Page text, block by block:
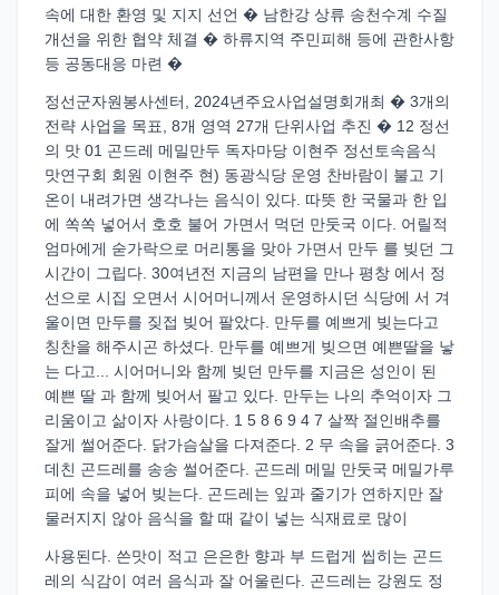
속에 대한 환영 및 지지 선언 � 남한강 상류 송천수계 수질
개선을 위한 협약 체결 � 하류지역 주민피해 등에 관한사항
등 공동대응 마련 �
정선군자원봉사센터, 2024년주요사업설명회개최 � 3개의
전략 사업을 목표, 8개 영역 27개 단위사업 추진 � 12 정선
의 맛 01 곤드레 메밀만두 독자마당 이현주 정선토속음식
맛연구회 회원 이현주 현) 동광식당 운영 찬바람이 불고 기
온이 내려가면 생각나는 음식이 있다. 따뜻 한 국물과 한 입
에 쏙쏙 넣어서 호호 불어 가면서 먹던 만둣국 이다. 어릴적
엄마에게 숟가락으로 머리통을 맞아 가면서 만두 를 빚던 그
시간이 그립다. 30여년전 지금의 남편을 만나 평창 에서 정
선으로 시집 오면서 시어머니께서 운영하시던 식당에 서 겨
울이면 만두를 짖접 빚어 팔았다. 만두를 예쁘게 빚는다고
칭찬을 해주시곤 하셨다. 만두를 예쁘게 빚으면 예쁜딸을 낳
는 다고... 시어머니와 함께 빚던 만두를 지금은 성인이 된
예쁜 딸 과 함께 빚어서 팔고 있다. 만두는 나의 추억이자 그
리움이고 삶이자 사랑이다. 1 5 8 6 9 4 7 살짝 절인배추를
잘게 썰어준다. 닭가슴살을 다져준다. 2 무 속을 긁어준다. 3
데친 곤드레를 송송 썰어준다. 곤드레 메밀 만둣국 메밀가루
피에 속을 넣어 빚는다. 곤드레는 잎과 줄기가 연하지만 잘
물러지지 않아 음식을 할 때 같이 넣는 식재료로 많이
사용된다. 쓴맛이 적고 은은한 향과 부 드럽게 씹히는 곤드
레의 식감이 여러 음식과 잘 어울린다. 곤드레는 강원도 정